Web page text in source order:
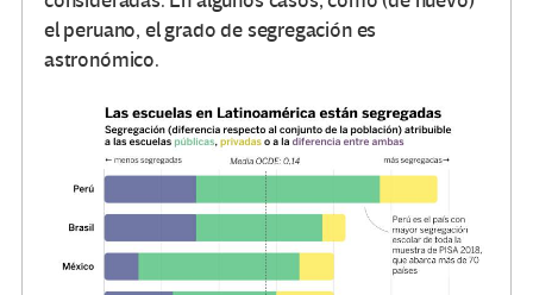
el peruano, el grado de segregación es
astronómico.